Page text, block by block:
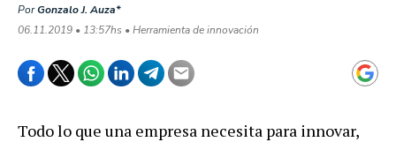
PorGonzalo J. Auza*
06.11.2019 • 13:57hs • Herramienta de innovación
Todo lo que una empresa necesita para innovar,